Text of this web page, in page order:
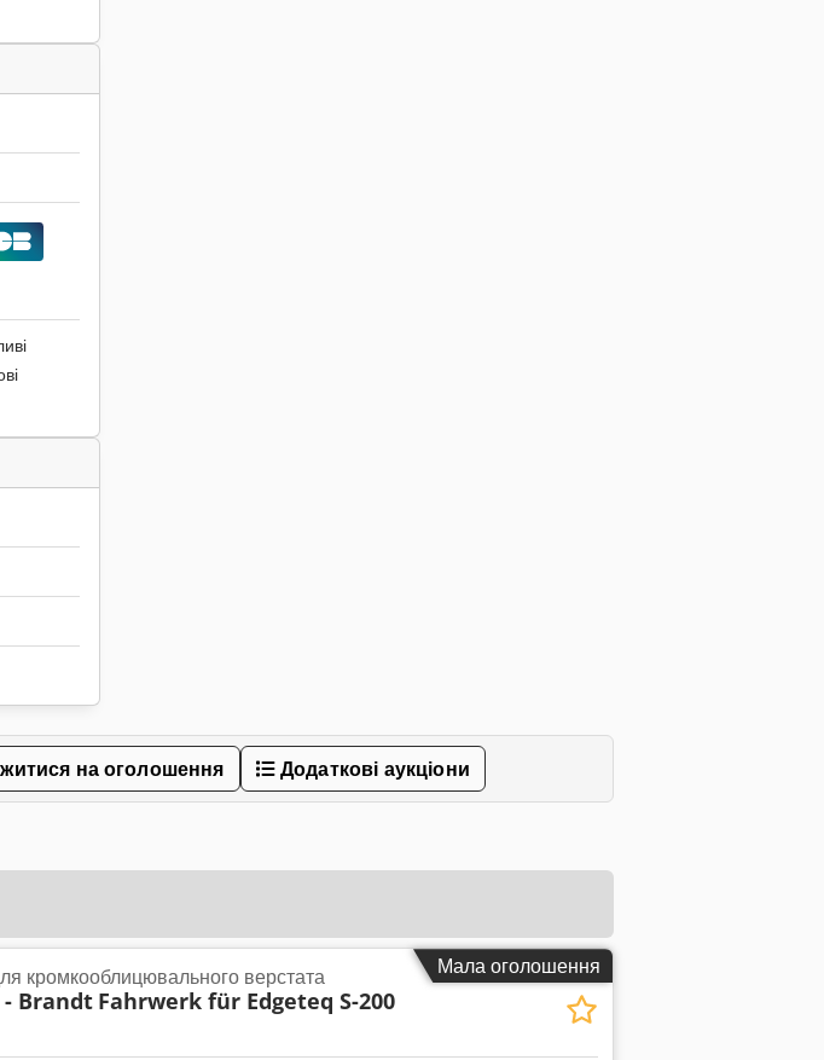
на оголошення Додаткові аукціони
Мала оголошення
кромкооблицювального верстата
- Brandt Fahrwerk für Edgeteq S-200